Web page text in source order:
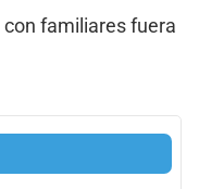
familiares fuera